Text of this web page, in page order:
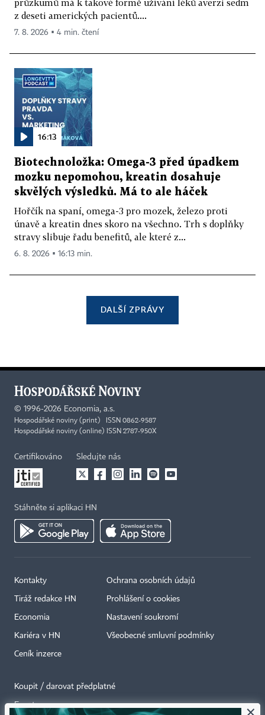
průzkumů má k takové formě užívání léků averzi sedm
z deseti amerických pacientů....
7. 8. 2026 ▪ 4 min. čtení
16:13
Biotechnoložka: Omega-3 před úpadkem
mozku nepomohou, kreatin dosahuje
skvělých výsledků. Má to ale háček
Hořčík na spaní, omega-3 pro mozek, železo proti
únavě a kreatin dnes skoro na všechno. Trh s doplňky
stravy slibuje řadu benefitů, ale které z...
6. 8. 2026 ▪ 16:13 min.
DALŠÍ ZPRÁVY
© 1996-2026 Economia, a.s.
Hospodářské noviny (print) ISSN 0862-9587
Hospodářské noviny (online) ISSN 2787-950X
Certifikováno Sledujte nás
Stáhněte si aplikaci HN
Kontakty
Tiráž redakce HN
Economia
Kariéra v HN
Ceník inzerce
Ochrana osobních údajů
Prohlášení o cookies
Nastavení soukromí
Všeobecné smluvní podmínky
Koupit / darovat předplatné
Eventy